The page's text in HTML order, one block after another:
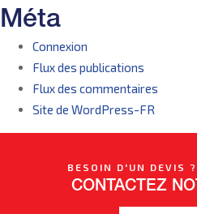
Méta
Connexion
Flux des publications
Flux des commentaires
Site de WordPress-FR
BESOIN D'UN DEVIS ?
CONTACTEZ